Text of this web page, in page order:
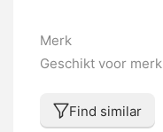
Merk
Geschikt voor merk
Find similar